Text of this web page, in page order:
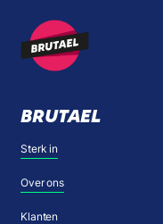
BRUTAEL
Sterk in
Over ons
Klanten